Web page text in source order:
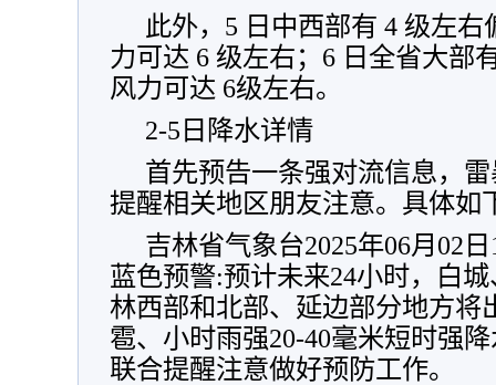
此外，5 日中西部有 4 级左
力可达 6 级左右；6 日全省大部
风力可达 6级左右。
2-5日降水详情
首先预告一条强对流信息，
提醒相关地区朋友注意。具体如
吉林省气象台2025年06月02
蓝色预警:预计未来24小时，白
林西部和北部、延边部分地方将
雹、小时雨强20-40毫米短时强
联合提醒注意做好预防工作。